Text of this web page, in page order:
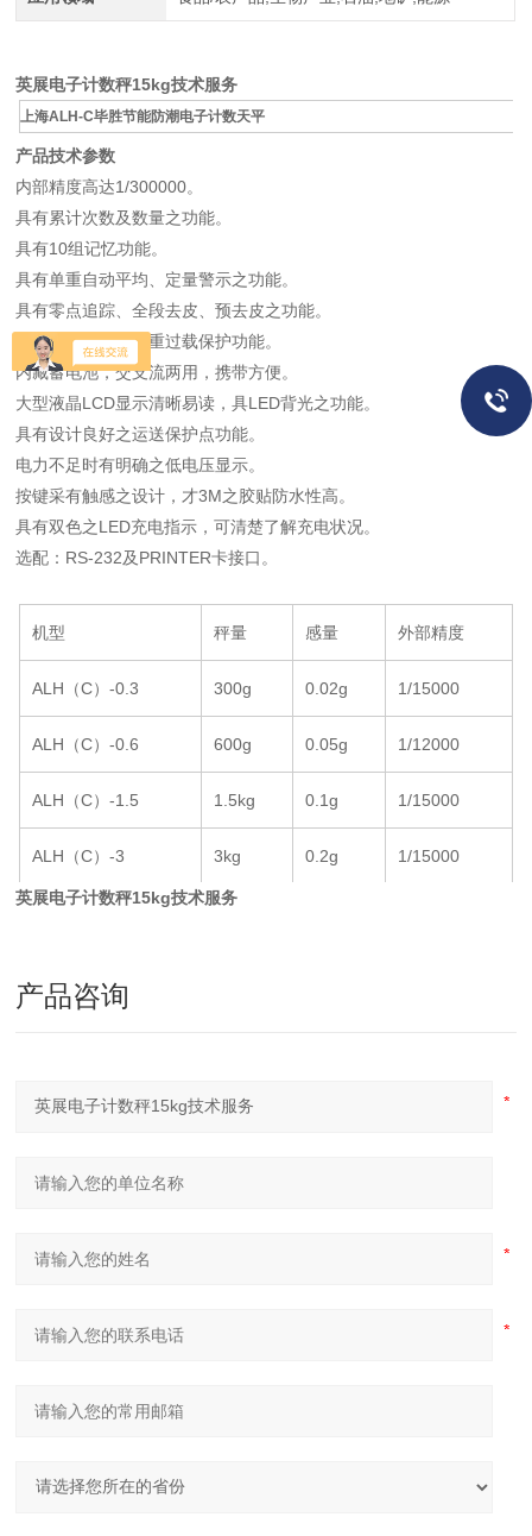
英展电子计数秤15kg技术服务
上海ALH-C毕胜节能防潮电子计数天平
产品技术参数
内部精度高达1/300000。
具有累计次数及数量之功能。
具有10组记忆功能。
具有单重自动平均、定量警示之功能。
具有零点追踪、全段去皮、预去皮之功能。
具有自动校对、双重过载保护功能。
内藏蓄电池，交支流两用，携带方便。
大型液晶LCD显示清晰易读，具LED背光之功能。
具有设计良好之运送保护点功能。
电力不足时有明确之低电压显示。
按键采有触感之设计，才3M之胶贴防水性高。
具有双色之LED充电指示，可清楚了解充电状况。
选配：RS-232及PRINTER卡接口。
机型 秤量 感量 外部精度
ALH（C）-0.3 300g 0.02g 1/15000
ALH（C）-0.6 600g 0.05g 1/12000
ALH（C）-1.5 1.5kg 0.1g 1/15000
ALH（C）-3 3kg 0.2g 1/15000
ALH（C）-7.5 7.5kg
英展电子计数秤15kg技术服务
产品咨询